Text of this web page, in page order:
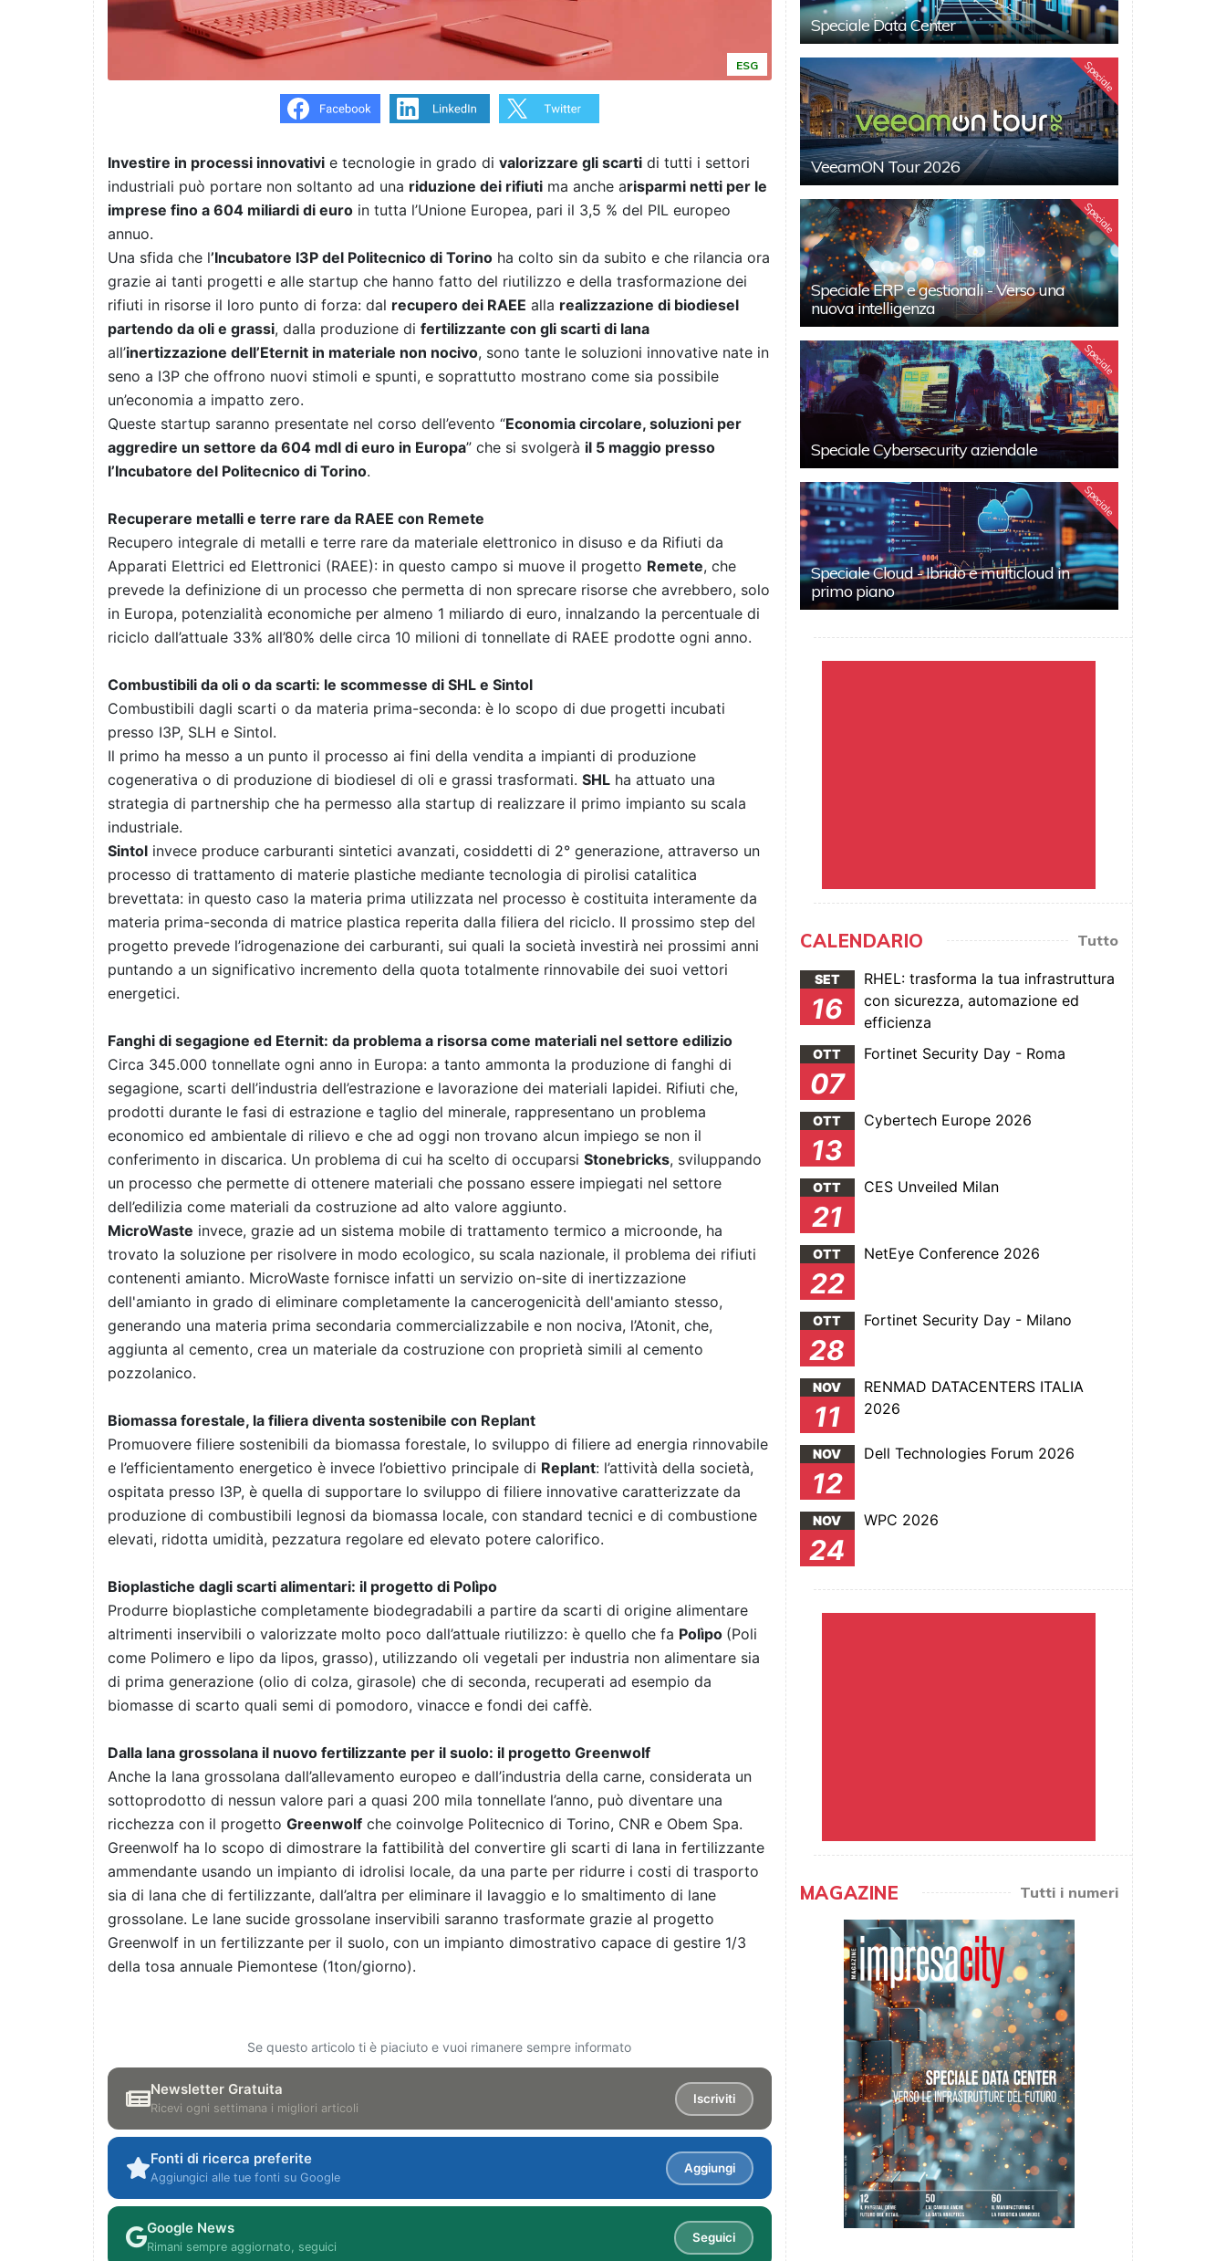
ESG
Investire in processi innovativi e tecnologie in grado di valorizzare gli scarti di tutti i settori
industriali può portare non soltanto ad una riduzione dei rifiuti ma anche arisparmi netti per le
imprese fino a 604 miliardi di euro in tutta l’Unione Europea, pari il 3,5 % del PIL europeo
annuo.
Una sfida che l’Incubatore I3P del Politecnico di Torino ha colto sin da subito e che rilancia ora
grazie ai tanti progetti e alle startup che hanno fatto del riutilizzo e della trasformazione dei
rifiuti in risorse il loro punto di forza: dal recupero dei RAEE alla realizzazione di biodiesel
partendo da oli e grassi, dalla produzione di fertilizzante con gli scarti di lana
all’inertizzazione dell’Eternit in materiale non nocivo, sono tante le soluzioni innovative nate in
seno a I3P che offrono nuovi stimoli e spunti, e soprattutto mostrano come sia possibile
un’economia a impatto zero.
Queste startup saranno presentate nel corso dell’evento “Economia circolare, soluzioni per
aggredire un settore da 604 mdl di euro in Europa” che si svolgerà il 5 maggio presso
l’Incubatore del Politecnico di Torino.
Recuperare metalli e terre rare da RAEE con Remete
Recupero integrale di metalli e terre rare da materiale elettronico in disuso e da Rifiuti da
Apparati Elettrici ed Elettronici (RAEE): in questo campo si muove il progetto Remete, che
prevede la definizione di un processo che permetta di non sprecare risorse che avrebbero, solo
in Europa, potenzialità economiche per almeno 1 miliardo di euro, innalzando la percentuale di
riciclo dall’attuale 33% all’80% delle circa 10 milioni di tonnellate di RAEE prodotte ogni anno.
Combustibili da oli o da scarti: le scommesse di SHL e Sintol
Combustibili dagli scarti o da materia prima-seconda: è lo scopo di due progetti incubati
presso I3P, SLH e Sintol.
Il primo ha messo a un punto il processo ai fini della vendita a impianti di produzione
cogenerativa o di produzione di biodiesel di oli e grassi trasformati. SHL ha attuato una
strategia di partnership che ha permesso alla startup di realizzare il primo impianto su scala
industriale.
Sintol invece produce carburanti sintetici avanzati, cosiddetti di 2° generazione, attraverso un
processo di trattamento di materie plastiche mediante tecnologia di pirolisi catalitica
brevettata: in questo caso la materia prima utilizzata nel processo è costituita interamente da
materia prima-seconda di matrice plastica reperita dalla filiera del riciclo. Il prossimo step del
progetto prevede l’idrogenazione dei carburanti, sui quali la società investirà nei prossimi anni
puntando a un significativo incremento della quota totalmente rinnovabile dei suoi vettori
energetici.
Fanghi di segagione ed Eternit: da problema a risorsa come materiali nel settore edilizio
Circa 345.000 tonnellate ogni anno in Europa: a tanto ammonta la produzione di fanghi di
segagione, scarti dell’industria dell’estrazione e lavorazione dei materiali lapidei. Rifiuti che,
prodotti durante le fasi di estrazione e taglio del minerale, rappresentano un problema
economico ed ambientale di rilievo e che ad oggi non trovano alcun impiego se non il
conferimento in discarica. Un problema di cui ha scelto di occuparsi Stonebricks, sviluppando
un processo che permette di ottenere materiali che possano essere impiegati nel settore
dell’edilizia come materiali da costruzione ad alto valore aggiunto.
MicroWaste invece, grazie ad un sistema mobile di trattamento termico a microonde, ha
trovato la soluzione per risolvere in modo ecologico, su scala nazionale, il problema dei rifiuti
contenenti amianto. MicroWaste fornisce infatti un servizio on-site di inertizzazione
dell'amianto in grado di eliminare completamente la cancerogenicità dell'amianto stesso,
generando una materia prima secondaria commercializzabile e non nociva, l’Atonit, che,
aggiunta al cemento, crea un materiale da costruzione con proprietà simili al cemento
pozzolanico.
Biomassa forestale, la filiera diventa sostenibile con Replant
Promuovere filiere sostenibili da biomassa forestale, lo sviluppo di filiere ad energia rinnovabile
e l’efficientamento energetico è invece l’obiettivo principale di Replant: l’attività della società,
ospitata presso I3P, è quella di supportare lo sviluppo di filiere innovative caratterizzate da
produzione di combustibili legnosi da biomassa locale, con standard tecnici e di combustione
elevati, ridotta umidità, pezzatura regolare ed elevato potere calorifico.
Bioplastiche dagli scarti alimentari: il progetto di Polìpo
Produrre bioplastiche completamente biodegradabili a partire da scarti di origine alimentare
altrimenti inservibili o valorizzate molto poco dall’attuale riutilizzo: è quello che fa Polìpo (Poli
come Polimero e lipo da lipos, grasso), utilizzando oli vegetali per industria non alimentare sia
di prima generazione (olio di colza, girasole) che di seconda, recuperati ad esempio da
biomasse di scarto quali semi di pomodoro, vinacce e fondi dei caffè.
Dalla lana grossolana il nuovo fertilizzante per il suolo: il progetto Greenwolf
Anche la lana grossolana dall’allevamento europeo e dall’industria della carne, considerata un
sottoprodotto di nessun valore pari a quasi 200 mila tonnellate l’anno, può diventare una
ricchezza con il progetto Greenwolf che coinvolge Politecnico di Torino, CNR e Obem Spa.
Greenwolf ha lo scopo di dimostrare la fattibilità del convertire gli scarti di lana in fertilizzante
ammendante usando un impianto di idrolisi locale, da una parte per ridurre i costi di trasporto
sia di lana che di fertilizzante, dall’altra per eliminare il lavaggio e lo smaltimento di lane
grossolane. Le lane sucide grossolane inservibili saranno trasformate grazie al progetto
Greenwolf in un fertilizzante per il suolo, con un impianto dimostrativo capace di gestire 1/3
della tosa annuale Piemontese (1ton/giorno).
Se questo articolo ti è piaciuto e vuoi rimanere sempre informato
Newsletter Gratuita
Ricevi ogni settimana i migliori articoli
Iscriviti
Fonti di ricerca preferite
Aggiungici alle tue fonti su Google
Aggiungi
Google News
Rimani sempre aggiornato, seguici
Seguici
Speciale Data Center
Speciale
VeeamON Tour 2026
Speciale
Speciale ERP e gestionali - Verso una
nuova intelligenza
Speciale
Speciale Cybersecurity aziendale
Speciale
Speciale Cloud - Ibrido e multicloud in
primo piano
CALENDARIO Tutto
SET
16
RHEL: trasforma la tua infrastruttura
con sicurezza, automazione ed
efficienza
OTT
07
Fortinet Security Day - Roma
OTT
13
Cybertech Europe 2026
OTT
21
CES Unveiled Milan
OTT
22
NetEye Conference 2026
OTT
28
Fortinet Security Day - Milano
NOV
11
RENMAD DATACENTERS ITALIA
2026
NOV
12
Dell Technologies Forum 2026
NOV
24
WPC 2026
MAGAZINE Tutti i numeri